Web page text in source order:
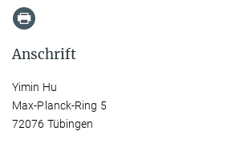
Anschrift
Yimin Hu
Max-Planck-Ring 5
72076 Tübingen